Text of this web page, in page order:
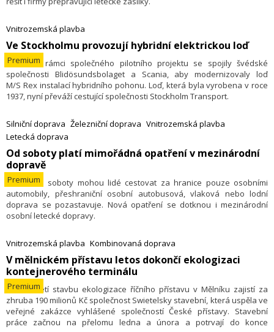
Vnitrozemská plavba
Ve Stockholmu provozují hybridní elektrickou loď
Premium
13.3. - V rámci společného pilotního projektu se spojily švédské
společnosti Blidösun­dsbolaget a Scania, aby modernizovaly loď
M/S Rex instalací hybridního pohonu. Loď, která byla vyrobena v roce
1937, nyní převáží cestující společnosti Stockholm Transport.
Silniční doprava Železniční doprava Vnitrozemská plavba
Letecká doprava
Od soboty platí mimořádná opatření v mezinárodní
dopravě
Premium
12.3. - Od soboty mohou lidé cestovat za hranice pouze osobními
automobily, přeshraniční osobní autobusová, vlaková nebo lodní
doprava se pozastavuje. Nová opatření se dotknou i mezinárodní
osobní letecké dopravy.
Vnitrozemská plavba Kombinovaná doprava
V mělnickém přístavu letos dokončí ekologizaci
kontejnerového terminálu
Premium
28.1. - Třetí stavbu ekologizace říčního přístavu v Mělníku zajistí za
zhruba 190 milionů Kč společnost Swietelsky stavební, která uspěla ve
veřejné zakázce vyhlášené společností České přístavy. Stavební
práce začnou na přelomu ledna a února a potrvají do konce